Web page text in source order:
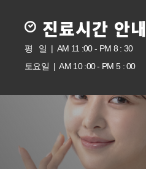
진료시간 안내
평 일 | AM 11 :00 - PM 8 : 30
토요일 | AM 10 :00 - PM 5 : 00